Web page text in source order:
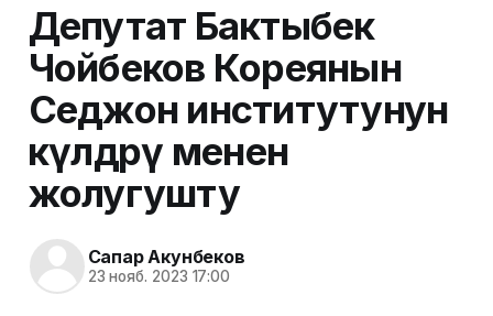
Депутат Бактыбек
Чойбеков Кореянын
Седжон институтунун
өкүлдөрү менен
жолугушту
Сапар Акунбеков
23 нояб. 2023 17:00